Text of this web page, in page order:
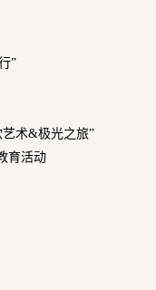
”
&极光之旅”
活动